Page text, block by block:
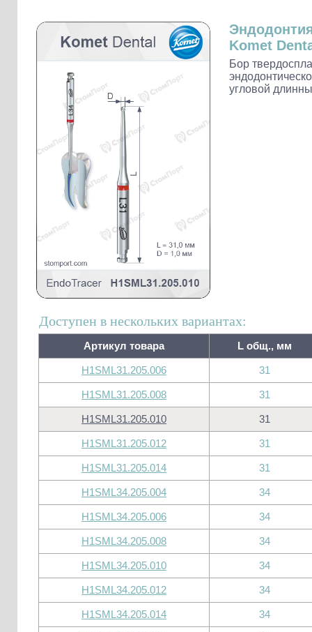
Наконечники и переходники KaVo
Komet
Бор
угловой
Доступен в нескольких вариантах:
Артикул товара L общ., мм
H1SML31.205.006 31
H1SML31.205.008 31
H1SML31.205.010 31
H1SML31.205.012 31
H1SML31.205.014 31
H1SML34.205.004 34
H1SML34.205.006 34
H1SML34.205.008 34
H1SML34.205.010 34
H1SML34.205.012 34
H1SML34.205.014 34